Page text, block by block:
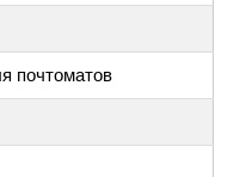
почтоматов